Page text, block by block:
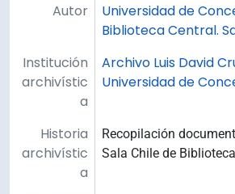
Autor
Universidad de
Biblioteca Central.
Institución
archivístic
a
Archivo Luis David
Universidad de
Historia
archivístic
a
Recopilación
Sala Chile de